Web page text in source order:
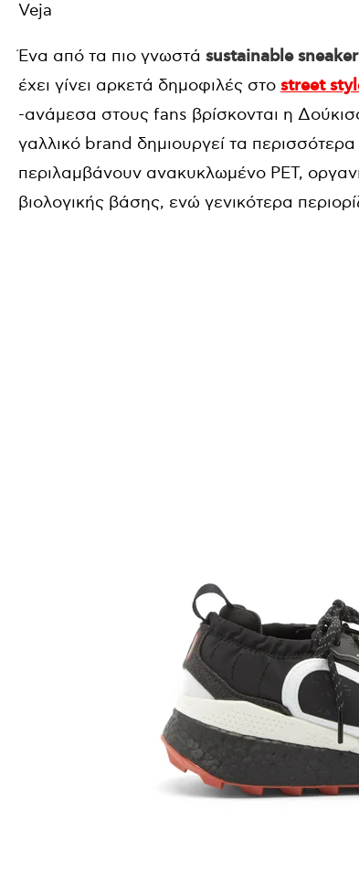
Veja
Ένα από τα πιο γνωστά sustainable
έχει γίνει αρκετά δημοφιλές στο street
-ανάμεσα στους fans βρίσκονται η
γαλλικό brand δημιουργεί τα
περιλαμβάνουν ανακυκλωμένο PET,
βιολογικής βάσης, ενώ γενικότερα